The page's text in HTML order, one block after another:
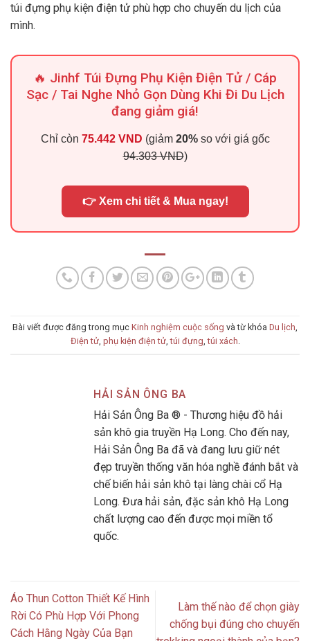
túi đựng phụ kiện điện tử phù hợp cho chuyến du lịch của
mình.
🔥 Jinhf Túi Đựng Phụ Kiện Điện Tử / Cáp
Sạc / Tai Nghe Nhỏ Gọn Dùng Khi Đi Du Lịch
đang giảm giá!
Chỉ còn 75.442 VND (giảm 20%so với giá gốc
94.303 VND)
👉 Xem chi tiết & Mua ngay!
Bài viết được đăng trong mục Kinh nghiệm cuộc sống và từ khóa Du lịch
Điện tử, phụ kiện điện tử,túi đựng ,túi xách
HẢI SẢN ÔNG BA
Hải Sản Ông Ba ® - Thương hiệu đồ hải
sản khô gia truyền Hạ Long. Cho đến nay,
Hải Sản Ông Ba đã và đang lưu giữ nét
đẹp truyền thống văn hóa nghề đánh bắt và
chế biến hải sản khô tại làng chài cổ Hạ
Long. Đưa hải sản, đặc sản khô Hạ Long
chất lượng cao đến được mọi miền tổ
quốc.
Áo Thun Cotton Thiết Kế Hình
Rời Có Phù Hợp Với Phong
Cách Hằng Ngày Của Bạn
Làm thế nào để chọn giày
chống bụi đúng cho chuyến